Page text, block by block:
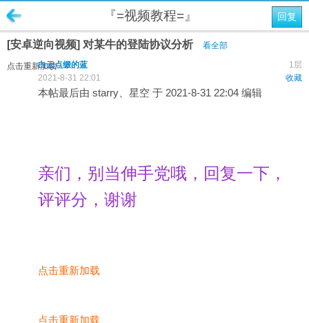
回复
『=视频教程=』
[安卓逆向视频] 对某牛的登陆协议分析 看全部
点击重新加载 1层
白云点缀的蓝
收藏
2021-8-31 22:01
本帖最后由 starry、星空 于 2021-8-31 22:04 编辑
亲们，别当伸手党哦，回复一下，
评评分，谢谢
点击重新加载
点击重新加载